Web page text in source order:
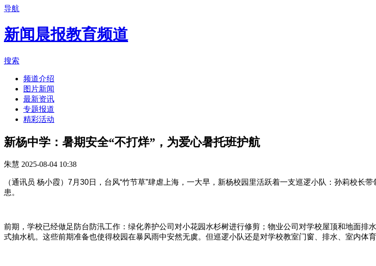
导航
新闻晨报教育频道
搜索
频道介绍
图片新闻
最新资讯
专题报道
精彩活动
新杨中学：暑期安全“不打烊”，为爱心暑托班护航
朱慧 2025-08-04 10:38
（通讯员 杨小霞）7月30日，台风“竹节草”肆虐上海，一大早，新杨校园里活跃着一支巡逻小队：孙莉校
患。
前期，学校已经做足防台防汛工作：绿化养护公司对小花园水杉树进行修剪；物业公司对学校屋顶和地面
式抽水机。这些前期准备也使得校园在暴风雨中安然无虞。但巡逻小队还是对学校教室门窗、排水、室内体